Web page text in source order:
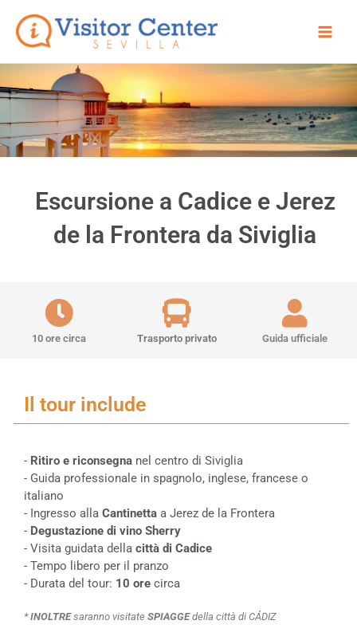
contenuto
Escursione a Cadice e Jerez
de la Frontera da Siviglia
10 ore circa Trasporto privato Guida ufficiale
Il tour include
- Ritiro e riconsegna nel centro di Siviglia
- Guida professionale in spagnolo, inglese, francese o
italiano
- Ingresso alla Cantinetta a Jerez de la Frontera
- Degustazione di vino Sherry
- Visita guidata della città di Cadice
- Tempo libero per il pranzo
- Durata del tour: 10 ore circa
*INOLTREsaranno visitate SPIAGGEdella città di CÁDIZ